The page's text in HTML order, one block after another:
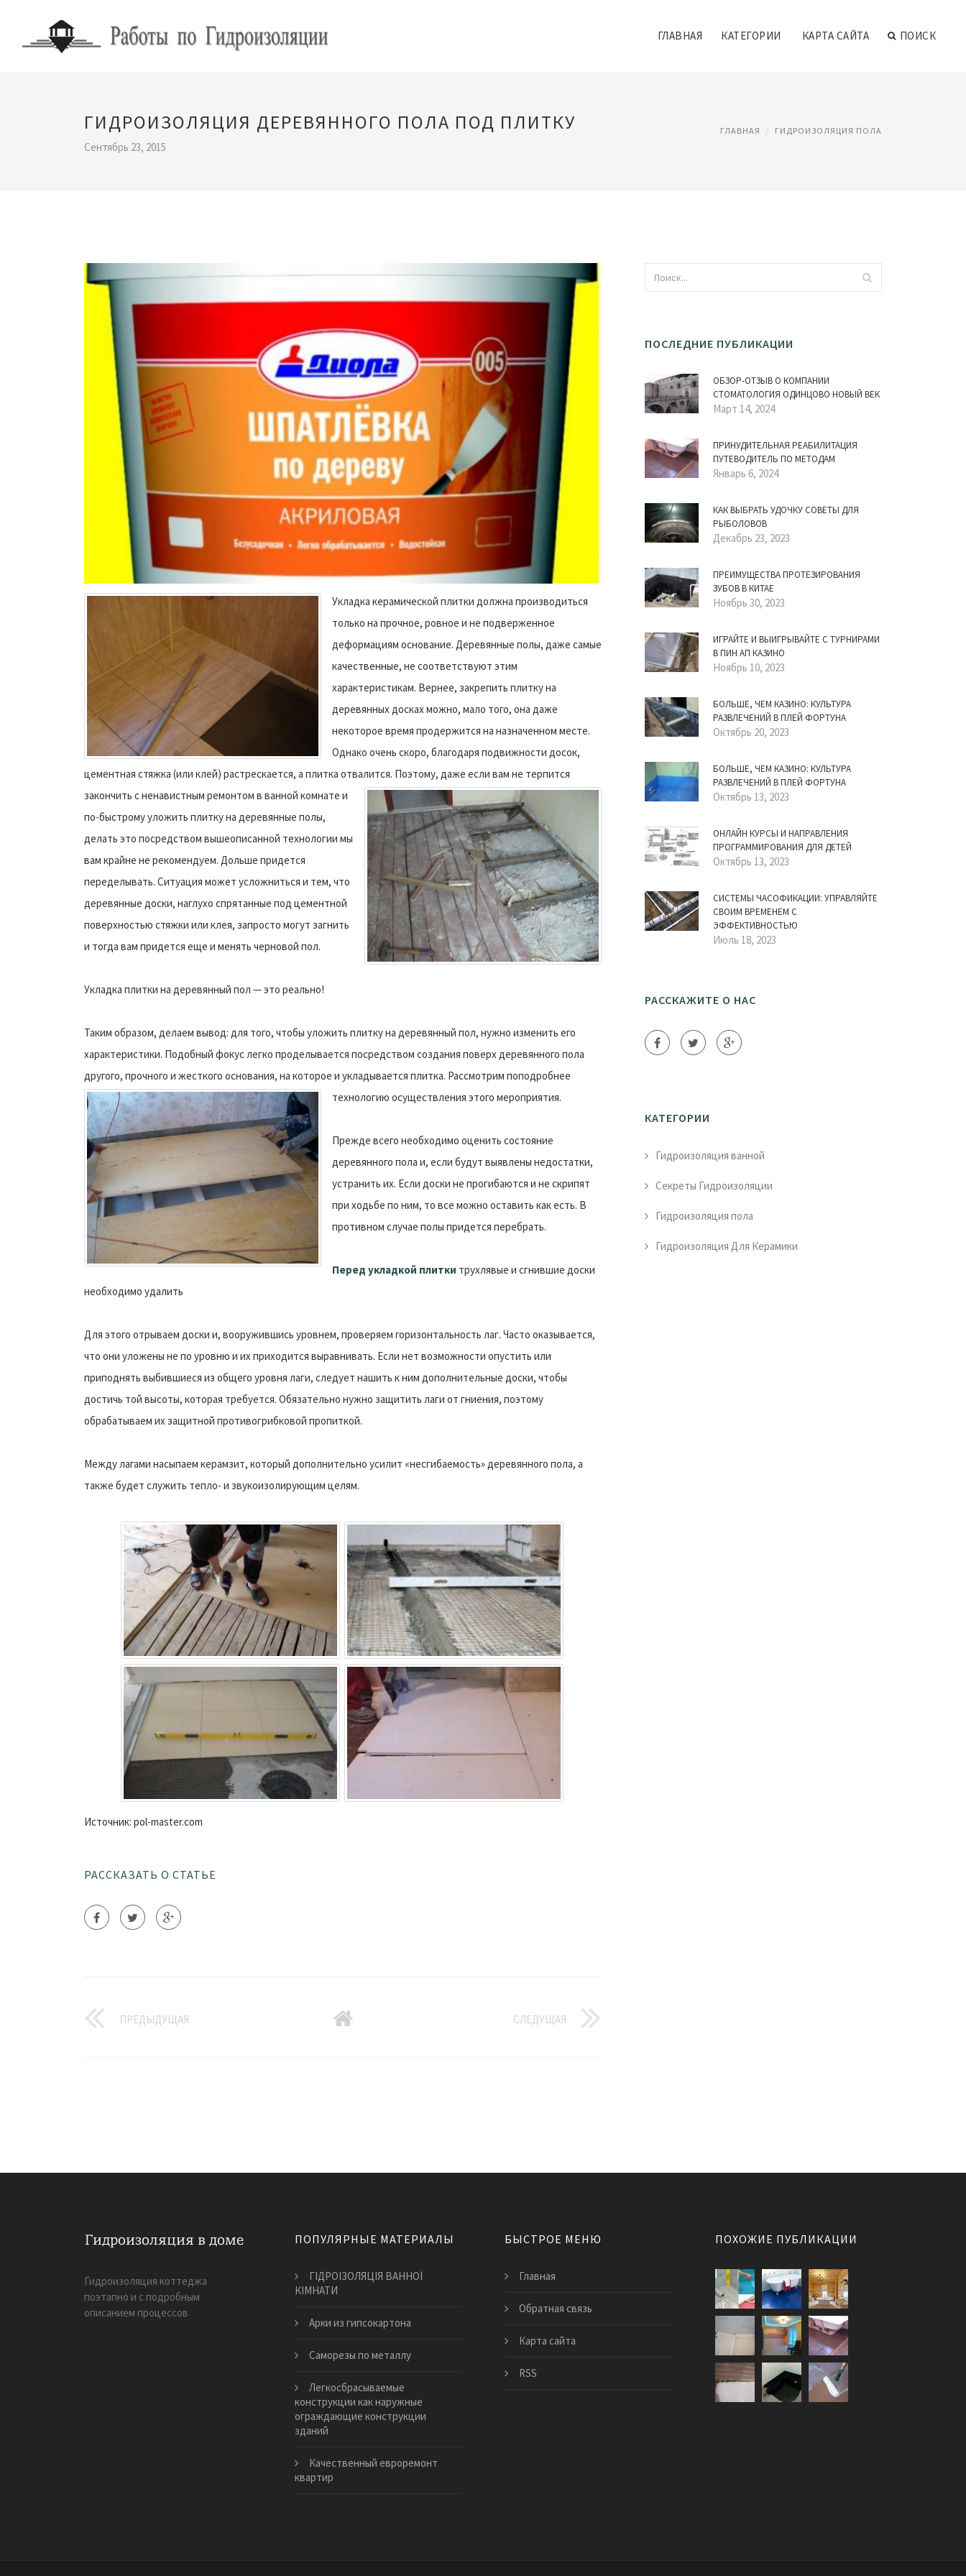
ГЛАВНАЯ КАТЕГОРИИ КАРТА САЙТА ПОИСК
ГИДРОИЗОЛЯЦИЯ ДЕРЕВЯННОГО ПОЛА ПОД ПЛИТКУ
Сентябрь 23, 2015
ГЛАВНАЯ ГИДРОИЗОЛЯЦИЯ ПОЛА
Укладка керамической плитки должна производиться
только на прочное, ровное и не подверженное
деформациям основание. Деревянные полы, даже самые
качественные, не соответствуют этим
характеристикам. Вернее, закрепить плитку на
деревянных досках можно, мало того, она даже
некоторое время продержится на назначенном месте.
Однако очень скоро, благодаря подвижности досок,
цементная стяжка (или клей) растрескается, а плитка отвалится. Поэтому, даже если вам не терпится
закончить с ненавистным ремонтом в ванной комнате и
по-быстрому уложить плитку на деревянные полы,
делать это посредством вышеописанной технологии мы
вам крайне не рекомендуем. Дольше придется
переделывать. Ситуация может усложниться и тем, что
деревянные доски, наглухо спрятанные под цементной
поверхностью стяжки или клея, запросто могут загнить
и тогда вам придется еще и менять черновой пол.
Укладка плитки на деревянный пол — это реально!
Таким образом, делаем вывод: для того, чтобы уложить плитку на деревянный пол, нужно изменить его
характеристики. Подобный фокус легко проделывается посредством создания поверх деревянного пола
другого, прочного и жесткого основания, на которое и укладывается плитка. Рассмотрим поподробнее
технологию осуществления этого мероприятия.
Прежде всего необходимо оценить состояние
деревянного пола и, если будут выявлены недостатки,
устранить их. Если доски не прогибаются и не скрипят
при ходьбе по ним, то все можно оставить как есть. В
противном случае полы придется перебрать.
Перед укладкой плитки трухлявые и сгнившие доски
необходимо удалить
Для этого отрываем доски и, вооружившись уровнем, проверяем горизонтальность лаг. Часто оказывается,
что они уложены не по уровню и их приходится выравнивать. Если нет возможности опустить или
приподнять выбившиеся из общего уровня лаги, следует нашить к ним дополнительные доски, чтобы
достичь той высоты, которая требуется. Обязательно нужно защитить лаги от гниения, поэтому
обрабатываем их защитной противогрибковой пропиткой.
Между лагами насыпаем керамзит, который дополнительно усилит «несгибаемость» деревянного пола, а
также будет служить тепло- и звукоизолирующим целям.
Источник: pol-master.com
РАССКАЗАТЬ О СТАТЬЕ
ПРЕДЫДУЩАЯ СЛЕДУЩАЯ
ПОСЛЕДНИЕ ПУБЛИКАЦИИ
ОБЗОР-ОТЗЫВ О КОМПАНИИ
СТОМАТОЛОГИЯ ОДИНЦОВО НОВЫЙ ВЕК
Март 14, 2024
ПРИНУДИТЕЛЬНАЯ РЕАБИЛИТАЦИЯ
ПУТЕВОДИТЕЛЬ ПО МЕТОДАМ
Январь 6, 2024
КАК ВЫБРАТЬ УДОЧКУ СОВЕТЫ ДЛЯ
РЫБОЛОВОВ
Декабрь 23, 2023
ПРЕИМУЩЕСТВА ПРОТЕЗИРОВАНИЯ
ЗУБОВ В КИТАЕ
Ноябрь 30, 2023
ИГРАЙТЕ И ВЫИГРЫВАЙТЕ С ТУРНИРАМИ
В ПИН АП КАЗИНО
Ноябрь 10, 2023
БОЛЬШЕ, ЧЕМ КАЗИНО: КУЛЬТУРА
РАЗВЛЕЧЕНИЙ В ПЛЕЙ ФОРТУНА
Октябрь 20, 2023
БОЛЬШЕ, ЧЕМ КАЗИНО: КУЛЬТУРА
РАЗВЛЕЧЕНИЙ В ПЛЕЙ ФОРТУНА
Октябрь 13, 2023
ОНЛАЙН КУРСЫ И НАПРАВЛЕНИЯ
ПРОГРАММИРОВАНИЯ ДЛЯ ДЕТЕЙ
Октябрь 13, 2023
СИСТЕМЫ ЧАСОФИКАЦИИ: УПРАВЛЯЙТЕ
СВОИМ ВРЕМЕНЕМ С
ЭФФЕКТИВНОСТЬЮ
Июль 18, 2023
РАССКАЖИТЕ О НАС
КАТЕГОРИИ
Гидроизоляция ванной
Секреты Гидроизоляции
Гидроизоляция пола
Гидроизоляция Для Керамики
Гидроизоляция коттеджа
поэтапно и с подробным
описанием процессов
ПОПУЛЯРНЫЕ МАТЕРИАЛЫ
ГІДРОІЗОЛЯЦІЯ ВАННОЇ
КІМНАТИ
Арки из гипсокартона
Саморезы по металлу
Легкосбрасываемые
конструкции как наружные
ограждающие конструкции
зданий
Качественный евроремонт
квартир
БЫСТРОЕ МЕНЮ
Главная
Обратная связь
Карта сайта
RSS
ПОХОЖИЕ ПУБЛИКАЦИИ